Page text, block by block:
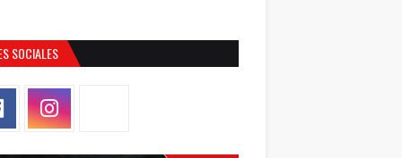
SOCIALES